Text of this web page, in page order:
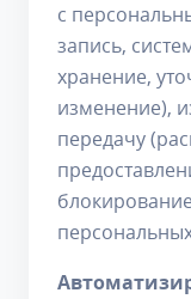
с
запись,
хранение,
изменение),
передачу